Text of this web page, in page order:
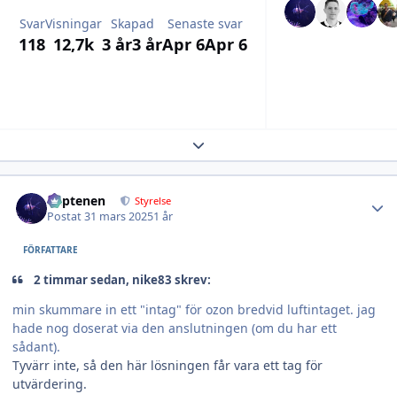
Svar
118
Visningar
12,7k
Skapad
3 år3 år
Senaste svar
Apr 6Apr 6
Expand topic overview
kaptenen Styrelse
Postat31 mars 20251 år
FÖRFATTARE
2 timmar sedan, nike83 skrev:
min skummare in ett "intag" för ozon bredvid luftintaget. jag
hade nog doserat via den anslutningen (om du har ett
sådant).
Tyvärr inte, så den här lösningen får vara ett tag för
utvärdering.